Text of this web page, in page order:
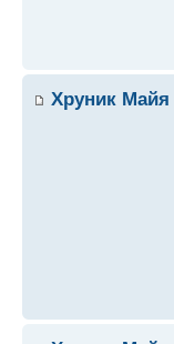
Хруник Майя